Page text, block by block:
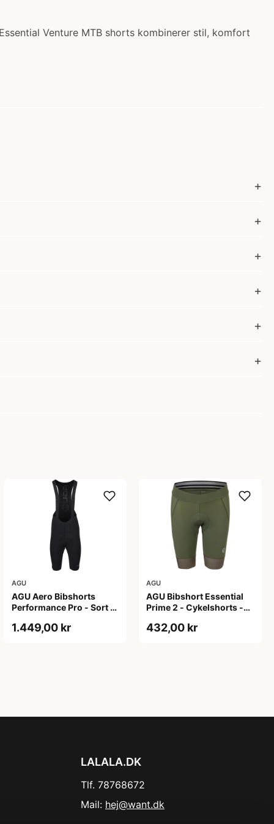
Venture MTB shorts kombinerer stil, komfort
AGU
AGU Aero Bibshorts
Performance Pro - Sort -
1.449,00 kr
AGU
AGU Bibshort Essential
Prime 2 - Cykelshorts -
2XL
432,00 kr
LALALA.DK
Tlf. 78768672
Mail: hej@want.dk